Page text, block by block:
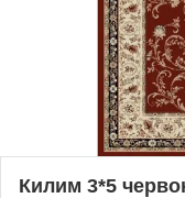
Килим 3*5